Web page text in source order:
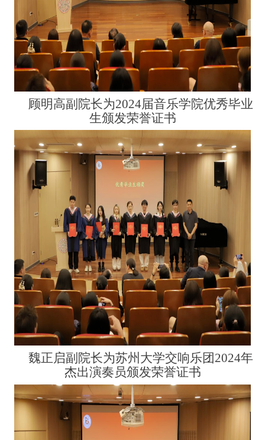
顾明高副院长为2024届音乐学院优秀毕业
生颁发荣誉证书
魏正启副院长为苏州大学交响乐团2024年
杰出演奏员颁发荣誉证书